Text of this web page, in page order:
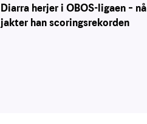
Diarra herjer i OBOS-ligaen – nå
jakter han scoringsrekorden